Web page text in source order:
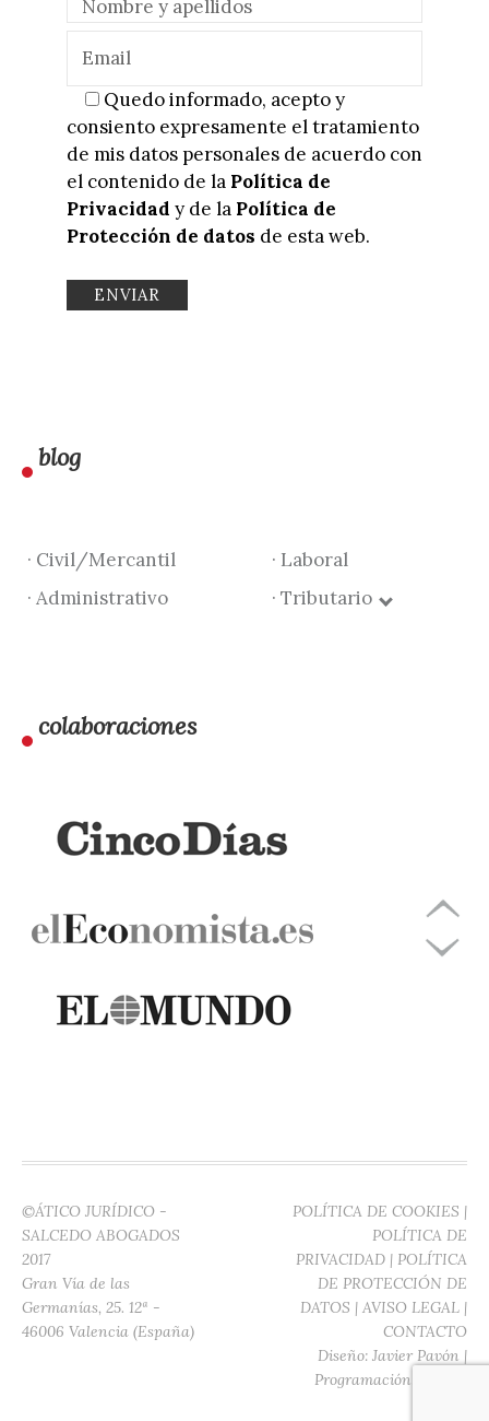
Quedo informado, acepto y
consiento expresamente el tratamiento
de mis datos personales de acuerdo con
el contenido de la Política de
Privacidad y de la Política de
Protección de datos de esta web.
blog
· Civil/Mercantil
· Laboral
· Administrativo
· Tributario
colaboraciones
©ÁTICO JURÍDICO -
SALCEDO ABOGADOS
2017
Gran Vía de las
Germanías, 25. 12ª -
46006 Valencia (España)
POLÍTICA DE COOKIES |
POLÍTICA DE
PRIVACIDAD | POLÍTICA
DE PROTECCIÓN DE
DATOS | AVISO LEGAL |
CONTACTO
Diseño: Javier Pavón |
Programación: